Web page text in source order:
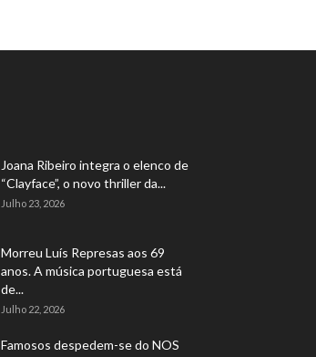
Joana Ribeiro integra o elenco de
“Clayface”, o novo thriller da...
Julho 23, 2026
Morreu Luís Represas aos 69
anos. A música portuguesa está
de...
Julho 22, 2026
Famosos despedem-se do NOS